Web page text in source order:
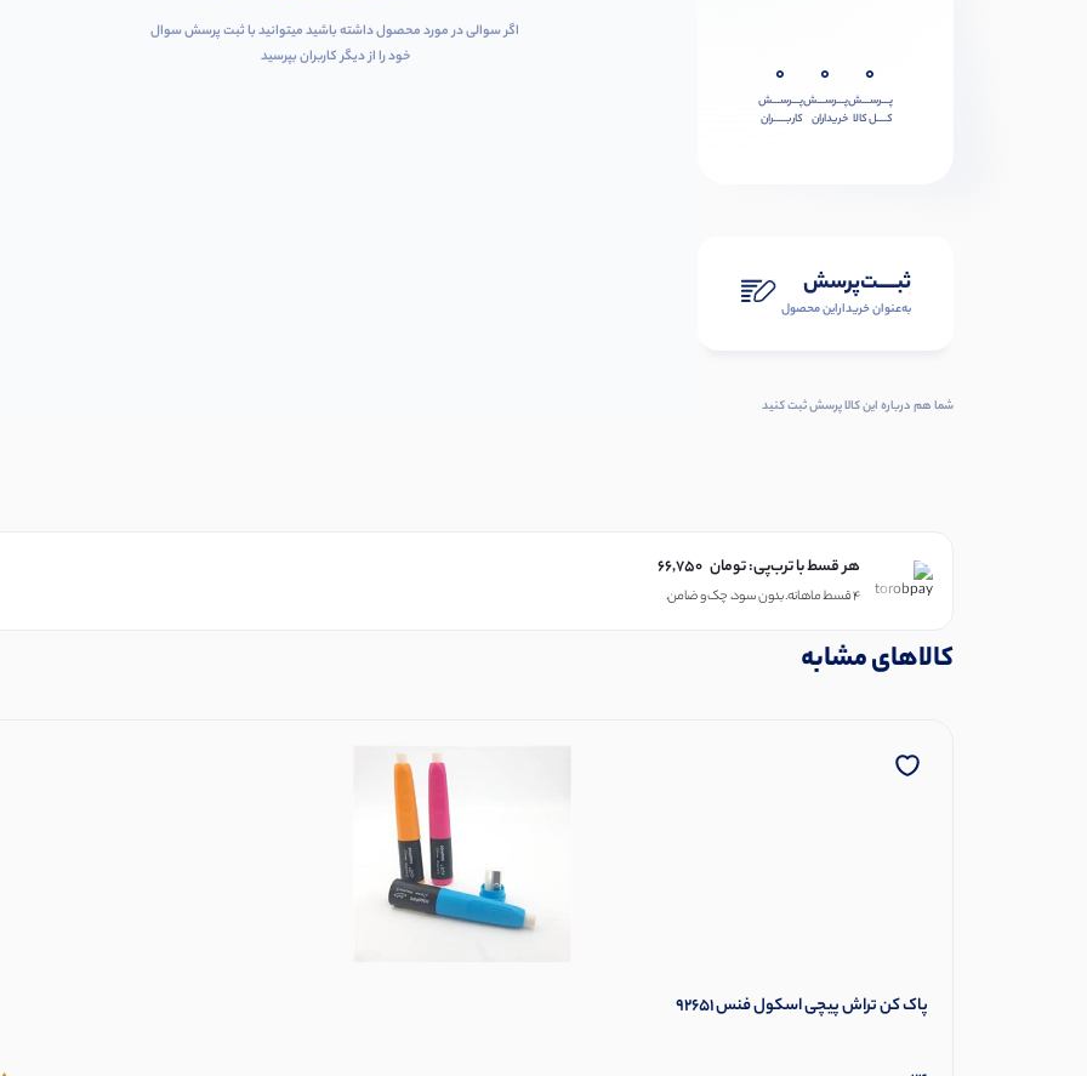
0
پـــرســـش
کــــل کالا
0
پـــرســـش
خریداران
0
پـــرســـش
کاربـــــران
ثبـــــت‌پرسش
به‌عنوان ‌خریدار‌این‌ محصول
شما هم درباره این کالا پرسش ثبت کنید
اگر سوالی در مورد محصول داشته باشید میتوانید با ثبت پرسش سوال
خود را از دیگر کاربران بپرسید
هر قسط با ترب‌پی: 66,750 تومان
۴ قسط ماهانه. بدون سود، چک و ضامن.
کالاهای مشابه
پاک کن تراش پیچی اسکول فنس 92651